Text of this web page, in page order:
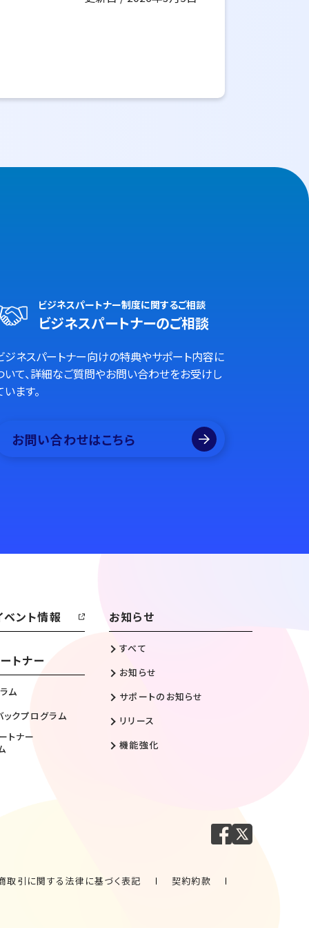
ビジネスパートナー制度に関するご相談
ビジネスパートナーのご相談
ジネスパートナー向けの特典やサポート内容に
いて、詳細なご質問やお問い合わせをお受けし
います。
お問い合わせはこちら
ベント情報
トナー
ム
ックプログラム
トナー
お知らせ
すべて
お知らせ
サポートのお知らせ
リリース
機能強化
取引に関する法律に基づく表記
契約約款